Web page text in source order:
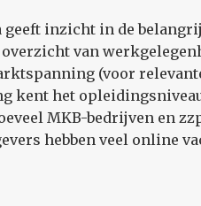
geeft inzicht in de
overzicht van
(voor
kent het
MKB-bedrijven en
hebben veel online